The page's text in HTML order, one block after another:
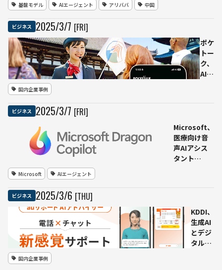
DeepSeek-
R1と同等性
能を実現
基盤モデル AIエージェント アリババ 中国
ビジネス 2025/3/7 [FRI]
ポケ
トー
ク、
AI同
「ポ
ケト
ーク
for
ひと
りの
ガイ
ドで
国内企業事例
ビジネス 2025/3/7 [FRI]
Microsoft、
医療向け音
声AIアシス
タント
効率化と業
務自動化を
支援
Microsoft AIエージェント
ビジネス 2025/3/6 [THU]
KDDI、
生成AI
とデジ
タルヒ
国内企業事例